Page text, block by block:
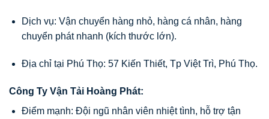
Dịch vụ: Vận chuyển hàng nhỏ, hàng cá nhân, hàng
chuyển phát nhanh (kích thước lớn).
Địa chỉ tại Phú Thọ: 57 Kiến Thiết, Tp Việt Trì, Phú Thọ.
Công Ty Vận Tải Hoàng Phát:
Điểm mạnh: Đội ngũ nhân viên nhiệt tình, hỗ trợ tận